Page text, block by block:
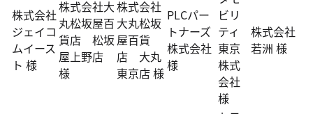
株式会社
ジェイコ
ムイース
ト 様
株式会社大
丸松坂屋百
貨店 松坂
屋上野店
様
株式会社
大丸松坂
屋百貨
店 大丸
東京店 様
PLCパー
トナーズ
株式会社
様
ビリ
ティ
東京
株式
会社
様
株式会社
若洲 様